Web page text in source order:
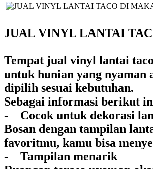
JUAL VINYL LANTAI
Tempat jual vinyl lantai
untuk hunian yang nyaman
dipilih sesuai kebutuhan.
Sebagai informasi berikut
- Cocok untuk dekorasi
Bosan dengan tampilan
favoritmu, kamu bisa
- Tampilan menarik